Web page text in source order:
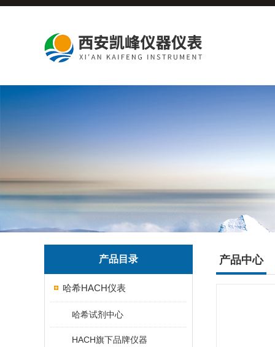
产品目录
哈希HACH仪表
哈希试剂中心
HACH旗下品牌仪器
产品中心